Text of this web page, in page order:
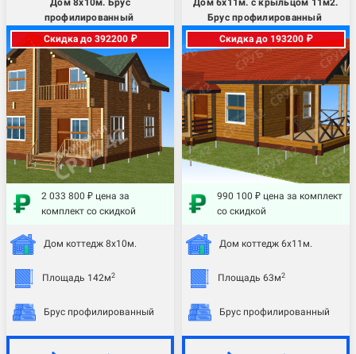
Дом 8х10м. Брус
профилированный
Скидка до 392200 ₽
2 033 800 ₽ цена за
комплект со скидкой
Дом коттедж 8х10м.
Площадь 142м2
Брус профилированный
Дом 6х11м. с крыльцом 11м2.
Брус профилированный
Скидка до 193200 ₽
990 100 ₽ цена за комплект
со скидкой
Дом коттедж 6х11м.
Площадь 63м2
Брус профилированный